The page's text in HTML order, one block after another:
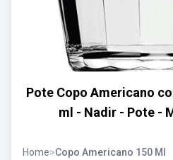
Pote Copo Americano
ml - Nadir - Pote -
Home>Copo Americano 150 Ml